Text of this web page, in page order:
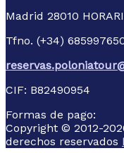
VIAJE
LOS PASOS DE
VIAJES
REGIMEN DE
GARANIZADAS
Madrid 28010
Tfno. (+34)
CIF: B82490954
Formas de pago:
Copyright © 2012-
derechos reservados